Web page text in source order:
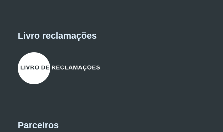
Livro reclamações
Parceiros